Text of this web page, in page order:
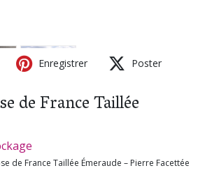
Enregistrer Poster
de France Taillée
de France Taillée Émeraude – Pierre Facettée